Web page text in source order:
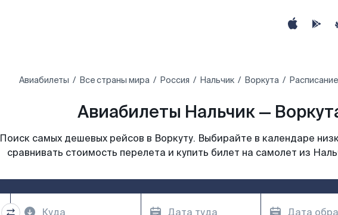
Авиабилеты Все страны мира Россия Нальчик Воркута
Авиабилеты Нальчик —
Поиск самых дешевых рейсов в Воркуту. Выбирайте в календаре
сравнивать стоимость перелета и купить билет на самолет из